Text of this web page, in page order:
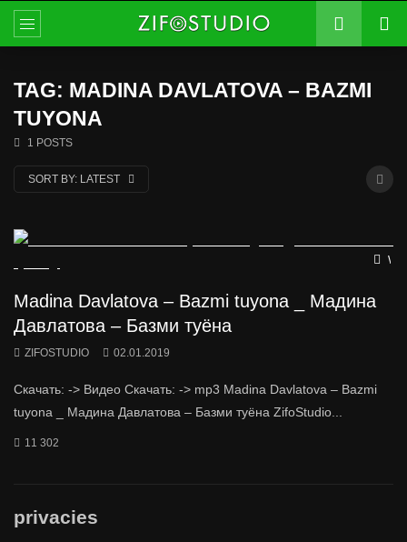
TAG: MADINA DAVLATOVA – BAZMI
TUYONA
1 POSTS
SORT BY: LATEST
Madina Davlatova – Bazmi tuyona _ Мадина
Давлатова – Базми туёна
ZIFOSTUDIO 02.01.2019
Скачать: -> Видео Скачать: -> mp3 Madina Davlatova – Bazmi
tuyona _ Мадина Давлатова – Базми туёна ZifoStudio...
11 302
privacies